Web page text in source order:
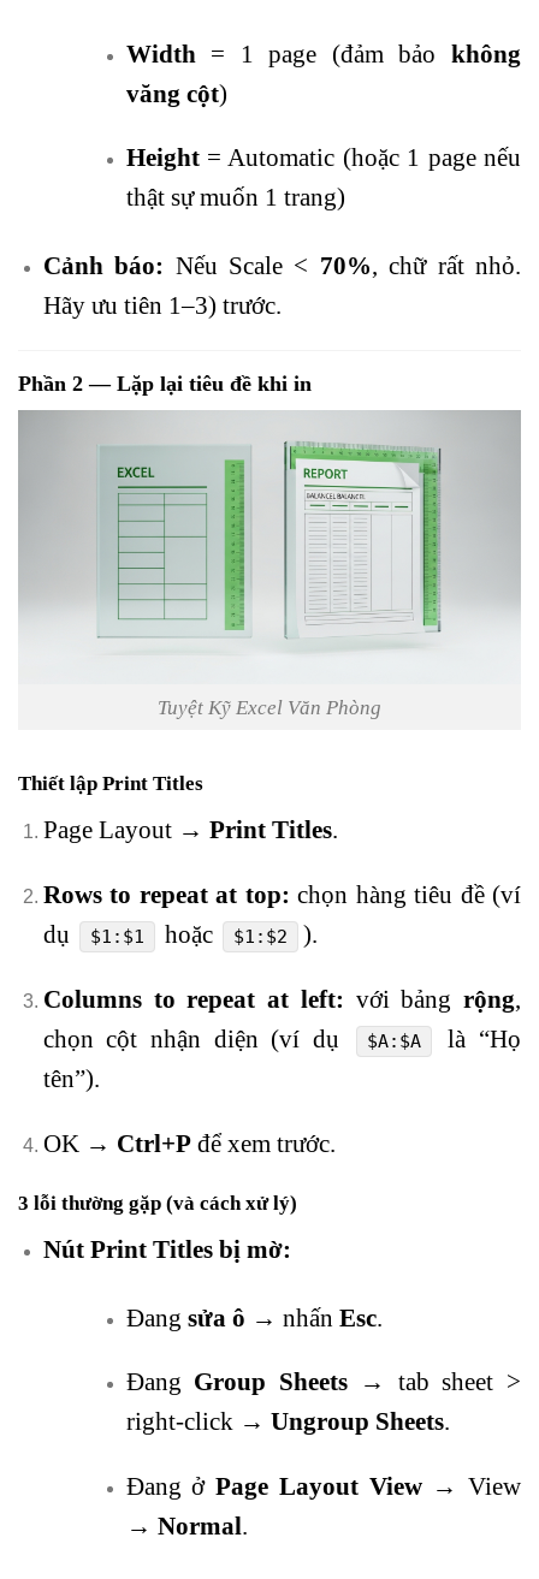
Width = 1 page (đảm bảo không
văng cột)
Height= Automatic (hoặc 1 page nếu
thật sự muốn 1 trang)
Cảnh báo: Nếu Scale < 70%, chữ rất nhỏ.
Hãy ưu tiên 1–3) trước.
Phần 2 — Lặp lại tiêu đề khi in
Tuyệt Kỹ Excel Văn Phòng
Thiết lập Print Titles
Page Layout → Print Titles.
Rows to repeat at top: chọn hàng tiêu đề (ví
dụ
$1:$1 hoặc $1:$2 ).
Columns to repeat at left: với bảngrộng,
chọn cột nhận diện (ví dụ
$A:$A
là “Họ
tên”).
OK → Ctrl+Pđể xem trước.
3 lỗi thường gặp (và cách xử lý)
Nút Print Titles bị mờ:
Đang sửa ô → nhấn Esc.
Đang Group Sheets→ tab sheet >
right-click → Ungroup Sheets.
Đang ởPage Layout View→ View
→ Normal.